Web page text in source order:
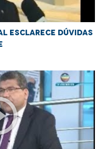
esclarece dúvidas